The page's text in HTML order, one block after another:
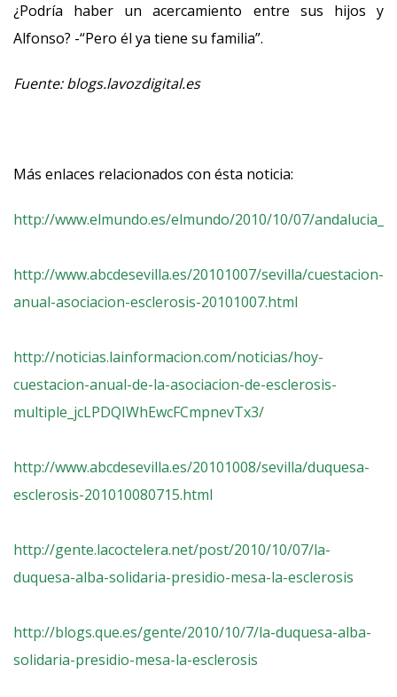
¿Podría haber un acercamiento entre sus hijos y
Alfonso? -“Pero él ya tiene su familia”.
Fuente: blogs.lavozdigital.es
Más enlaces relacionados con ésta noticia:
http://www.elmundo.es/elmundo/2010/10/07/
http://www.abcdesevilla.es/20101007/sevilla/cuestacion-
anual-asociacion-esclerosis-20101007.html
http://noticias.lainformacion.com/noticias/hoy-
cuestacion-anual-de-la-asociacion-de-esclerosis-
multiple_jcLPDQIWhEwcFCmpnevTx3/
http://www.abcdesevilla.es/20101008/sevilla/duquesa-
esclerosis-201010080715.html
http://gente.lacoctelera.net/post/2010/10/07/la-
duquesa-alba-solidaria-presidio-mesa-la-esclerosis
http://blogs.que.es/gente/2010/10/7/la-duquesa-alba-
solidaria-presidio-mesa-la-esclerosis